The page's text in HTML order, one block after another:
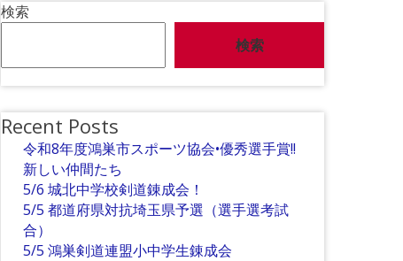
検索
検索
Recent Posts
令和8年度鴻巣市スポーツ協会•優秀選手賞!!
新しい仲間たち
5/6 城北中学校剣道錬成会！
5/5 都道府県対抗埼玉県予選（選手選考試
合）
5/5 鴻巣剣道連盟小中学生錬成会